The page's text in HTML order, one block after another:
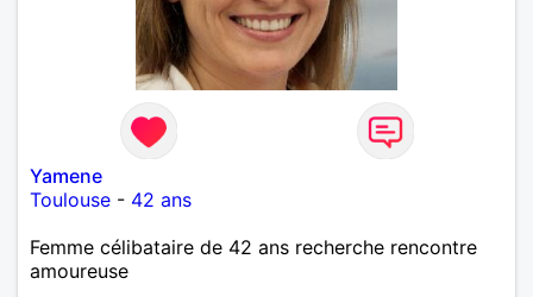
Yamene
Toulouse - 42 ans
Femme célibataire de 42 ans recherche rencontre
amoureuse